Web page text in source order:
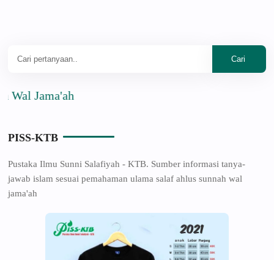
Jama'ah
PISS-KTB
Pustaka Ilmu Sunni Salafiyah - KTB. Sumber informasi tanya-
jawab islam sesuai pemahaman ulama salaf ahlus sunnah wal
jama'ah